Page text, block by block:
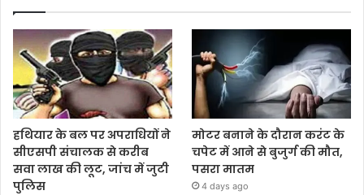
हथियार के बल पर अपराधियों ने
सीएसपी संचालक से करीब
सवा लाख की लूट, जांच में जुटी
पुलिस
मोटर बनाने के दौरान करंट के
चपेट में आने से बुजुर्ग की मौत,
पसरा मातम
4 days ago